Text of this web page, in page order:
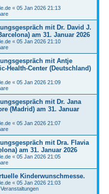
« 05 Jan 2026 21:13
mit Dr. David J.
am 31. Januar 2026
« 05 Jan 2026 21:10
mit Antje
Health-Center (Deutschland)
« 05 Jan 2026 21:09
mit Dr. Jana
(Madrid) am 31. Januar
« 05 Jan 2026 21:07
mit Dra. Flavia
am 31. Januar 2026
« 05 Jan 2026 21:05
Kinderwunschmesse.
« 05 Jan 2026 21:03